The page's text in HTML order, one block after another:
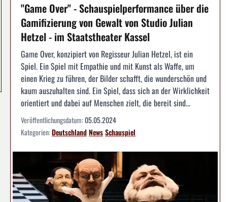
"Game Over" - Schauspielperformance über die
Gamifizierung von Gewalt von Studio Julian
Hetzel - im Staatstheater Kassel
Game Over, konzipiert von Regisseur Julian Hetzel, ist ein
Spiel. Ein Spiel mit Empathie und mit Kunst als Waffe, um
einen Krieg zu führen, der Bilder schafft, die wunderschön und
kaum auszuhalten sind. Ein Spiel, dass sich an der Wirklichkeit
orientiert und dabei auf Menschen zielt, die bereit sind...
Veröffentlichungsdatum:05.05.2024
Kategorien:DeutschlandNewsSchauspiel